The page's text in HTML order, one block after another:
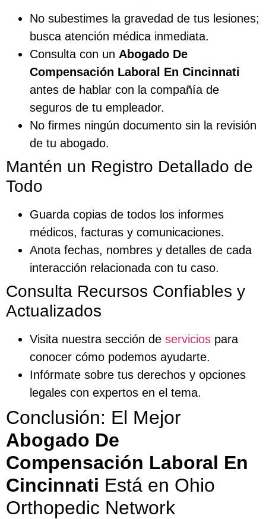
No subestimes la gravedad de tus lesiones;
busca atención médica inmediata.
Consulta con un Abogado De
Compensación Laboral En Cincinnati
antes de hablar con la compañía de
seguros de tu empleador.
No firmes ningún documento sin la revisión
de tu abogado.
Mantén un Registro Detallado de
Todo
Guarda copias de todos los informes
médicos, facturas y comunicaciones.
Anota fechas, nombres y detalles de cada
interacción relacionada con tu caso.
Consulta Recursos Confiables y
Actualizados
Visita nuestra sección de servicios para
conocer cómo podemos ayudarte.
Infórmate sobre tus derechos y opciones
legales con expertos en el tema.
Conclusión: El Mejor
Abogado De
Compensación Laboral En
Cincinnati Está en Ohio
Orthopedic Network